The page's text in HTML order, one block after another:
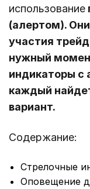
использование
(алертом).
участия
нужный
индикаторы с
каждый
вариант.
Содержание:
Стрелочные
Оповещение